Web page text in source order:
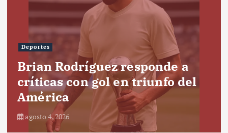
Deportes
Brian Rodríguez responde a
críticas con gol en triunfo del
América
agosto 4, 2026